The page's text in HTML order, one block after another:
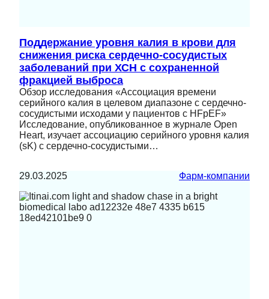
Поддержание уровня калия в крови для
снижения риска сердечно-сосудистых
заболеваний при ХСН с сохраненной
фракцией выброса
Обзор исследования «Ассоциация времени
серийного калия в целевом диапазоне с сердечно-
сосудистыми исходами у пациентов с HFpEF»
Исследование, опубликованное в журнале Open
Heart, изучает ассоциацию серийного уровня калия
(sK) с сердечно-сосудистыми…
29.03.2025 Фарм-компании